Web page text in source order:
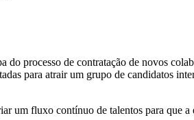
do processo de contratação de novos
para atrair um grupo de candidatos
um fluxo contínuo de talentos para que a